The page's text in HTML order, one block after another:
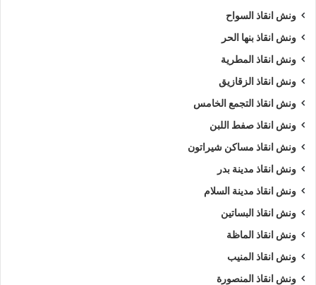
ونش انقاذ السواح
ونش انقاذ بنها الحر
ونش انقاذ المطرية
ونش انقاذ الزقازيق
ونش انقاذ التجمع الخامس
ونش انقاذ صفط اللبن
ونش انقاذ مساكن شيراتون
ونش انقاذ مدينة بدر
ونش انقاذ مدينة السلام
ونش انقاذ البساتين
ونش انقاذ الماظة
ونش انقاذ المنيب
ونش انقاذ المنصورة